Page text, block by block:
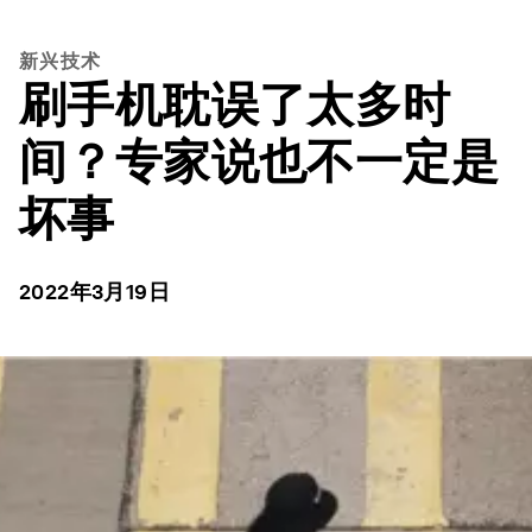
新兴技术
刷手机耽误了太多时
间？专家说也不一定是
坏事
2022年3月19日